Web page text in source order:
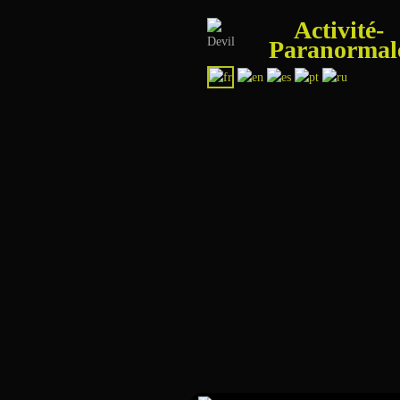
Activité-